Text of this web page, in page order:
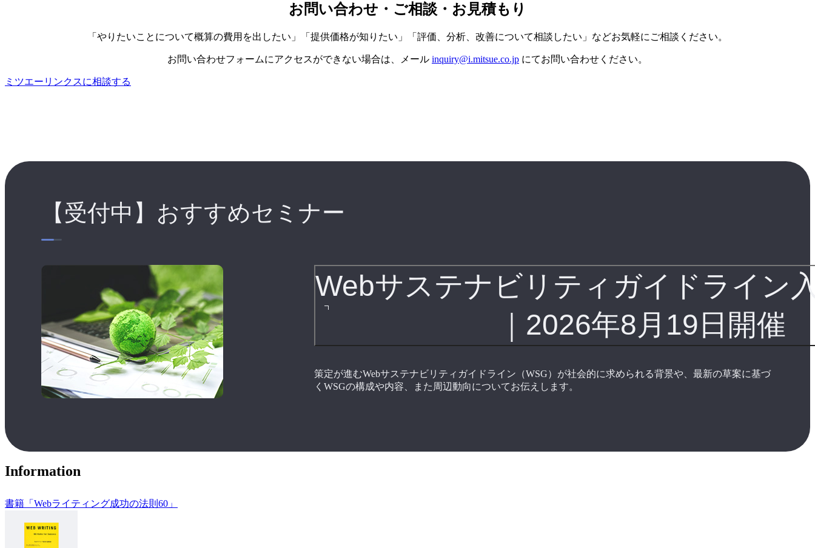
お問い合わせ・ご相談・お見積もり
「やりたいことについて概算の費用を出したい」「提供価格が知りたい」「評価、分析、改善について相談したい」などお気軽にご相談ください。
お問い合わせフォームにアクセスができない場合は、メール inquiry@i.mitsue.co.jp にてお問い合わせください。
ミツエーリンクスに相談する
【受付中】おすすめセミナー
策定が進むWebサステナビリティガイドライン（WSG）が社会的に求められる背景や、最新の草案に基づ
くWSGの構成や内容、また周辺動向についてお伝えします。
Webサステナビリティガイドライン
｜2026年8月19日開催
Information
書籍「Webライティング成功の法則60」